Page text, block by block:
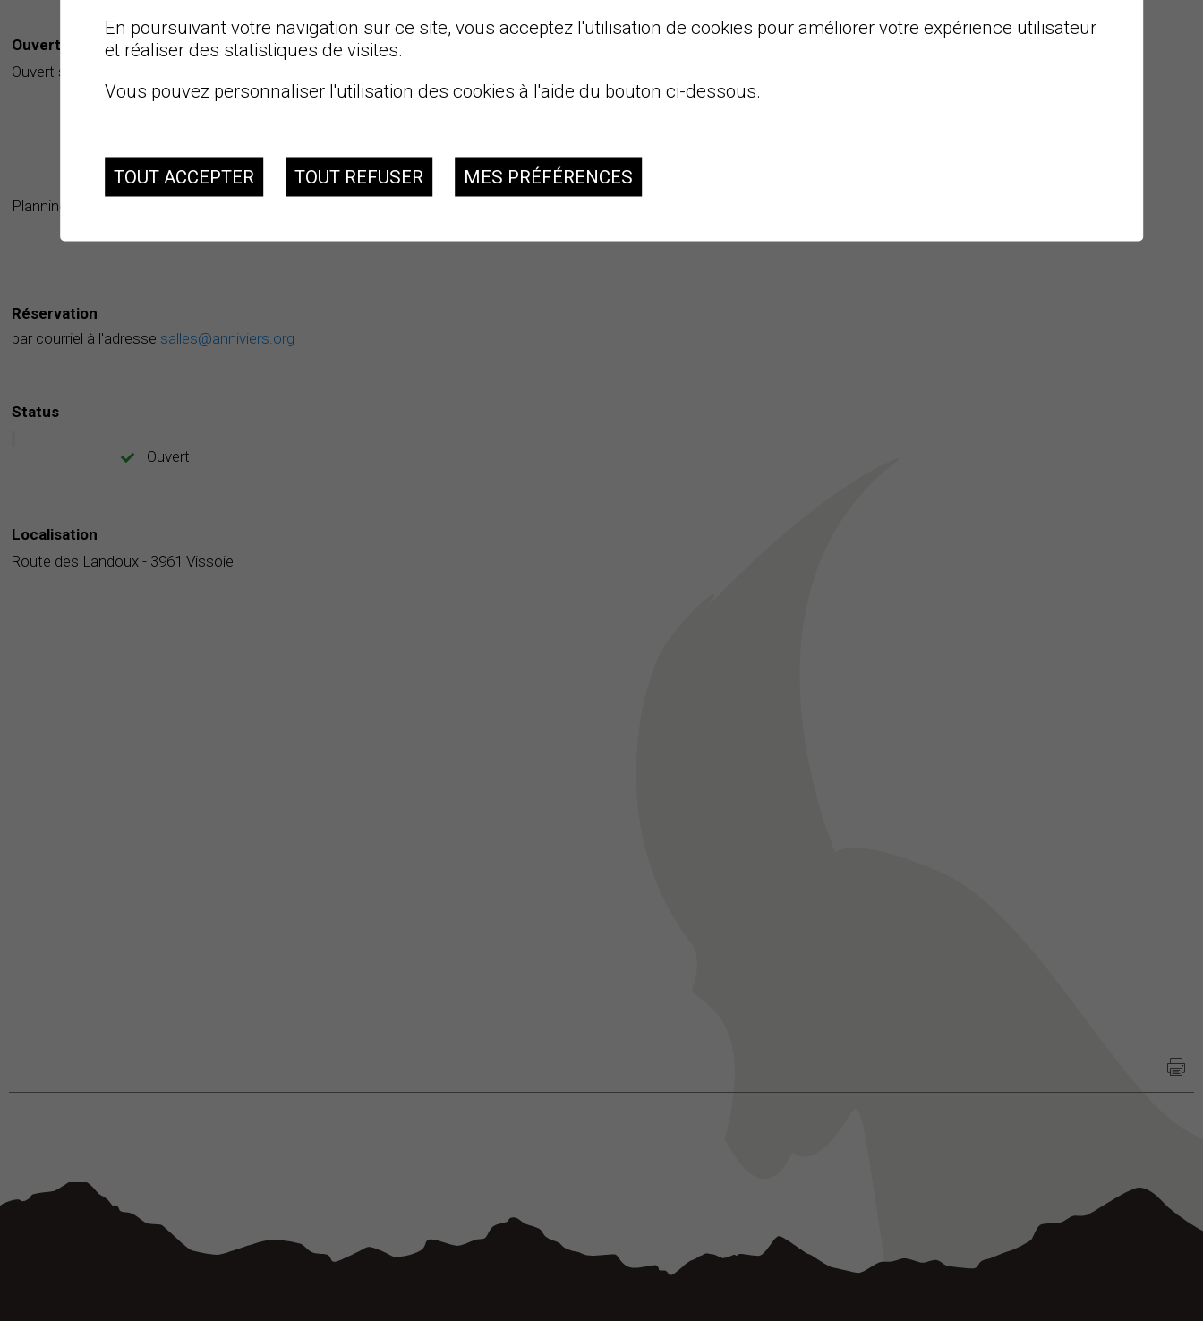
Ouverture
Ouvert selon les conditions météorologiques
Planning
Réservation
par courriel à l'adresse salles@anniviers.org
Status
Ouvert
Localisation
Route des Landoux - 3961 Vissoie
En poursuivant votre navigation sur ce site, vous acceptez l'utilisation de cookies pour améliorer votre expérience utilisateur
et réaliser des statistiques de visites.
Vous pouvez personnaliser l'utilisation des cookies à l'aide du bouton ci-dessous.
TOUT ACCEPTER TOUT REFUSER MES PRÉFÉRENCES